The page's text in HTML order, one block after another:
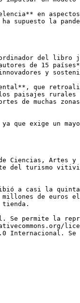
en
la
del libro
de 15
y
que
paisajes
de muchas
que exige un
Ciencias,
del turismo
a casi la
millones de
tienda.
Se permite la